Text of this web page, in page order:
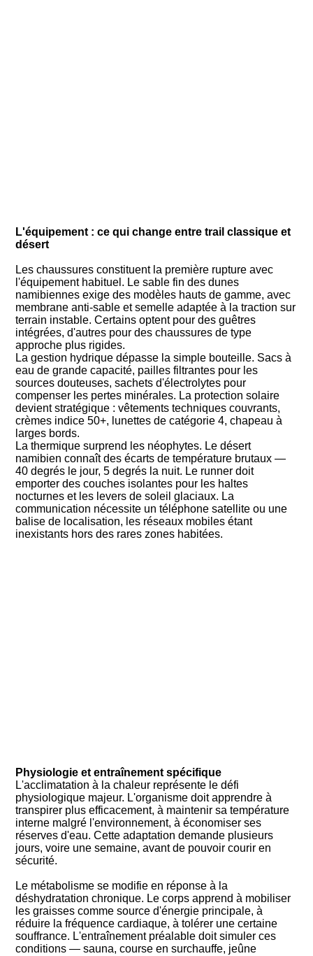
L'équipement : ce qui change entre trail classique et
désert
Les chaussures constituent la première rupture avec
l'équipement habituel. Le sable fin des dunes
namibiennes exige des modèles hauts de gamme, avec
membrane anti-sable et semelle adaptée à la traction sur
terrain instable. Certains optent pour des guêtres
intégrées, d'autres pour des chaussures de type
approche plus rigides.
La gestion hydrique dépasse la simple bouteille. Sacs à
eau de grande capacité, pailles filtrantes pour les
sources douteuses, sachets d'électrolytes pour
compenser les pertes minérales. La protection solaire
devient stratégique : vêtements techniques couvrants,
crèmes indice 50+, lunettes de catégorie 4, chapeau à
larges bords.
La thermique surprend les néophytes. Le désert
namibien connaît des écarts de température brutaux —
40 degrés le jour, 5 degrés la nuit. Le runner doit
emporter des couches isolantes pour les haltes
nocturnes et les levers de soleil glaciaux. La
communication nécessite un téléphone satellite ou une
balise de localisation, les réseaux mobiles étant
inexistants hors des rares zones habitées.
Physiologie et entraînement spécifique
L'acclimatation à la chaleur représente le défi
physiologique majeur. L'organisme doit apprendre à
transpirer plus efficacement, à maintenir sa température
interne malgré l'environnement, à économiser ses
réserves d'eau. Cette adaptation demande plusieurs
jours, voire une semaine, avant de pouvoir courir en
sécurité.
Le métabolisme se modifie en réponse à la
déshydratation chronique. Le corps apprend à mobiliser
les graisses comme source d'énergie principale, à
réduire la fréquence cardiaque, à tolérer une certaine
souffrance. L'entraînement préalable doit simuler ces
conditions — sauna, course en surchauffe, jeûne